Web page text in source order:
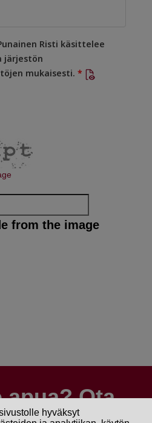
Risti käsittelee
järjestön
mukaisesti.
from the image
apua? Ota
hyväksyt